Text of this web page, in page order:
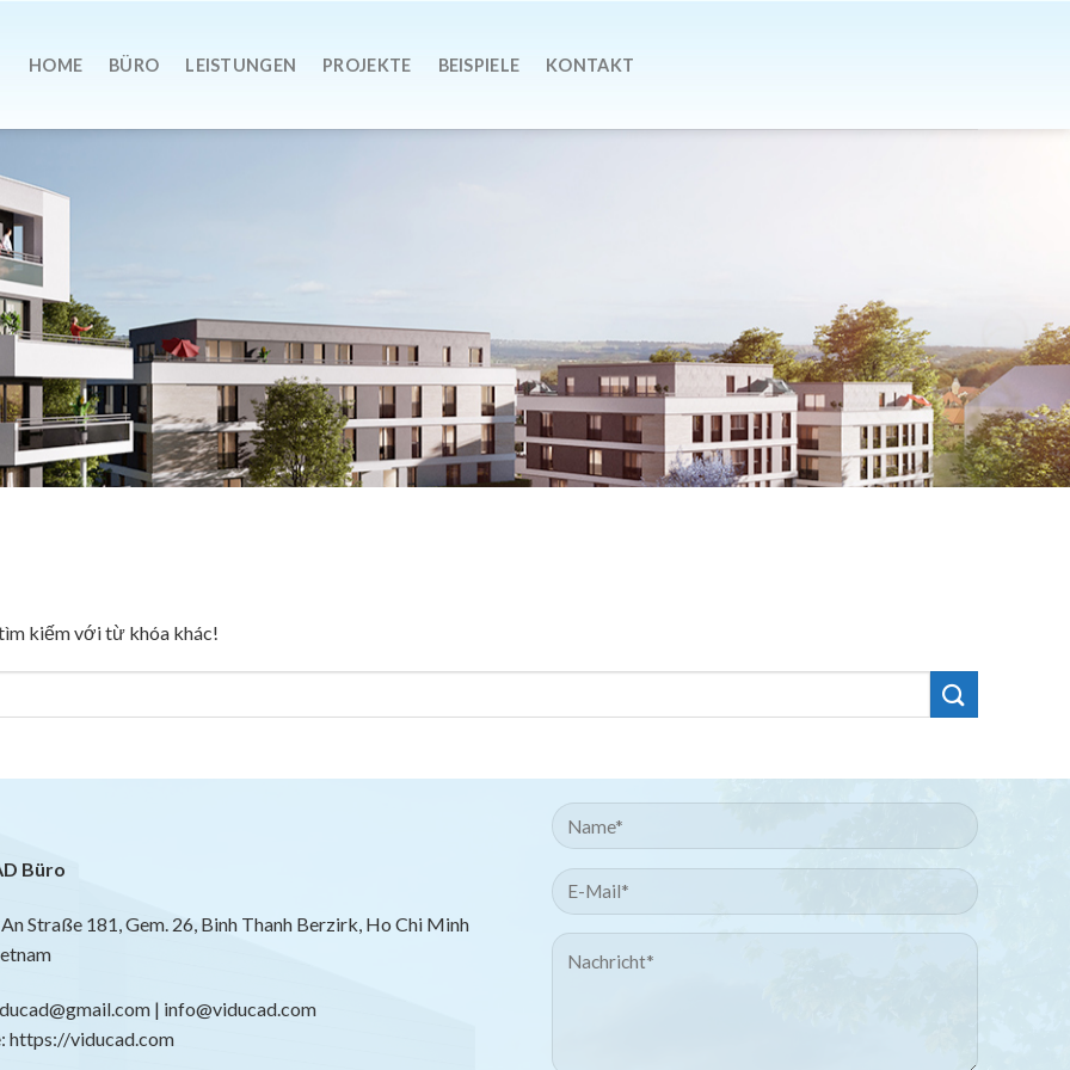
HOME BÜRO LEISTUNGEN PROJEKTE BEISPIELE KONTAKT
kiếm với từ khóa khác!
Büro
An Straße 181, Gem. 26, Binh Thanh Berzirk, Ho Chi Minh
| info@viducad.com
https://viducad.com